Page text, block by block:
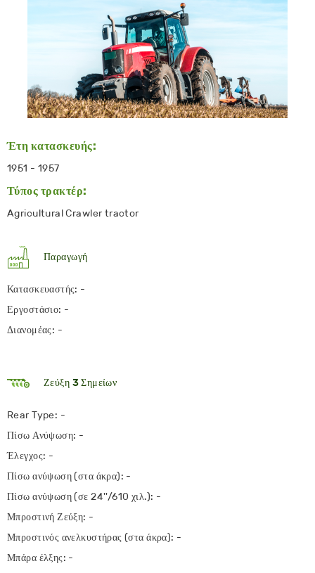
Έτη κατασκευής:
1951 - 1957
Τύπος τρακτέρ:
Agricultural Crawler tractor
Παραγωγή
Κατασκευαστής: -
Εργοστάσιο: -
Διανομέας: -
Ζεύξη 3 Σημείων
Rear Type: -
Πίσω Ανύψωση: -
Έλεγχος: -
Πίσω ανύψωση (στα άκρα): -
Πίσω ανύψωση (σε 24''/610 χιλ.): -
Μπροστινή Ζεύξη: -
Μπροστινός ανελκυστήρας (στα άκρα): -
Μπάρα έλξης: -